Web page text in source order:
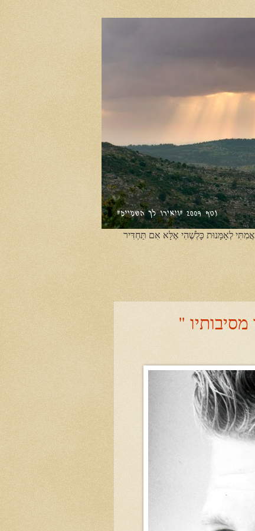
לְאָמָּנוּת כָּלְשֶׁהִי אֶלָּא אִם תַּחְדִּיר
"